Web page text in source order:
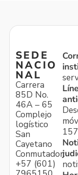
SEDE
NACIO
NAL
Carrera
85D No.
46A – 65
Complejo
logístico
San
Cayetano
Conmutador:
+57 (601)
157